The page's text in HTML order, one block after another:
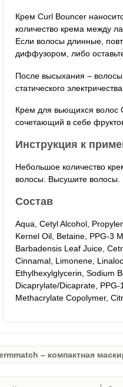
Крем Curl Bouncer
количество крема между
Если волосы длинные,
диффузором, либо
После высыхания –
статического
Крем для вьющихся волос
сочетающий в себе
Инструкция к
Небольшое количество
волосы. Высушите волосы.
Состав
Aqua, Cetyl Alcohol,
Kernel Oil, Betaine, PPG-3
Barbadensis Leaf Juice,
Cinnamal, Limonene,
Ethylhexylglycerin, Sodium
Dicaprylate/Dicaprate,
Methacrylate Copolymer,
– компактная